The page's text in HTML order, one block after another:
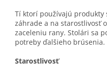
Tí ktorí používajú produkty
záhrade a na starostlivosť
zaceleniu rany. Stolári sa
potreby ďalšieho brúsenia.
Starostlivosť